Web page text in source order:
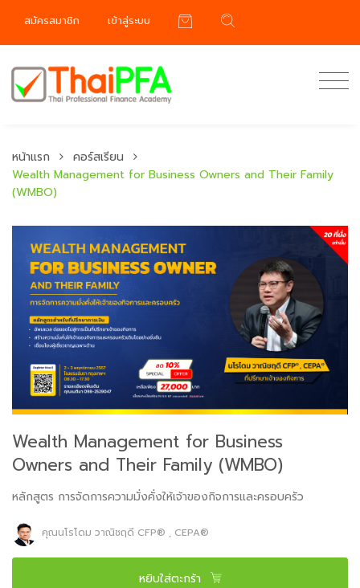
สมัครสมาชิก เข้าสู่ระบบ
หน้าแรก
คอร์สเรียน
Wealth Management for Business Owners and Their Family
(WMBO)
Wealth Management for Business
Owners and Their Family (WMBO)
หลักสูตร การจัดการความมั่งคั่งให้เจ้าของกิจการและครอบครัว
คุณนโรโดม วาณิชฤดี CFP® , CEPA®
หยิบใส่ตะกร้า